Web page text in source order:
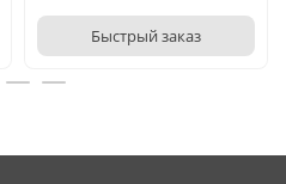
Быстрый заказ